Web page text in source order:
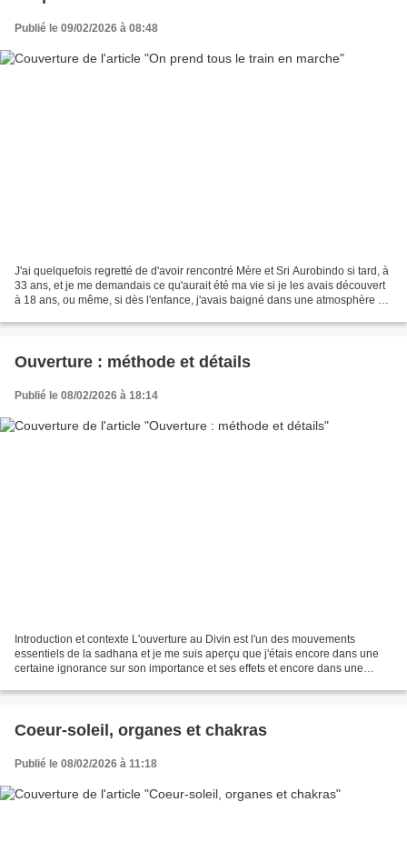
Publié le 09/02/2026 à 08:48
J'ai quelquefois regretté de d'avoir rencontré Mère et Sri Aurobindo si tard, à
33 ans, et je me demandais ce qu'aurait été ma vie si je les avais découvert
à 18 ans, ou même, si dès l'enfance, j'avais baigné dans une atmosphère où
Ouverture : méthode et détails
Publié le 08/02/2026 à 18:14
Introduction et contexte L'ouverture au Divin est l'un des mouvements
essentiels de la sadhana et je me suis aperçu que j'étais encore dans une
certaine ignorance sur son importance et ses effets et encore dans une
Coeur-soleil, organes et chakras
Publié le 08/02/2026 à 11:18